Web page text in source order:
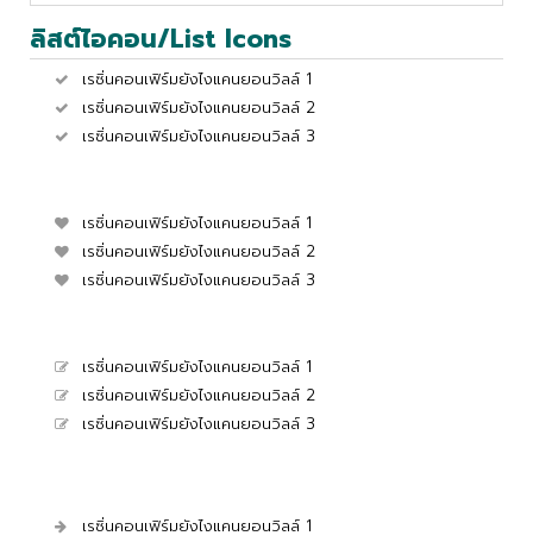
ลิสต์ไอคอน/List Icons
เรซิ่นคอนเฟิร์มยังไงแคนยอนวิลล์ 1
เรซิ่นคอนเฟิร์มยังไงแคนยอนวิลล์ 2
เรซิ่นคอนเฟิร์มยังไงแคนยอนวิลล์ 3
เรซิ่นคอนเฟิร์มยังไงแคนยอนวิลล์ 1
เรซิ่นคอนเฟิร์มยังไงแคนยอนวิลล์ 2
เรซิ่นคอนเฟิร์มยังไงแคนยอนวิลล์ 3
เรซิ่นคอนเฟิร์มยังไงแคนยอนวิลล์ 1
เรซิ่นคอนเฟิร์มยังไงแคนยอนวิลล์ 2
เรซิ่นคอนเฟิร์มยังไงแคนยอนวิลล์ 3
เรซิ่นคอนเฟิร์มยังไงแคนยอนวิลล์ 1